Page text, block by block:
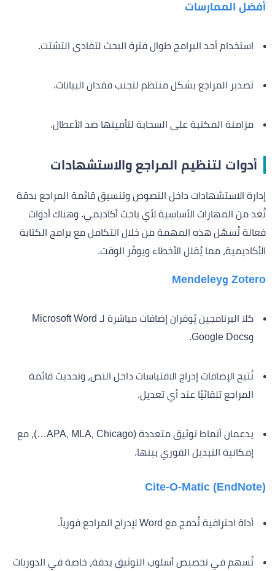
أفضل الممارسات
استخدام أحد البرامج طوال فترة البحث لتفادي التشتت.
تصدير المراجع بشكل منتظم لتجنب فقدان البيانات.
مزامنة المكتبة على السحابة لتأمينها ضد الأعطال.
أدوات لتنظيم المراجع والاستشهادات
إدارة الاستشهادات داخل النصوص وتنسيق قائمة المراجع بدقة
تُعد من المهارات الأساسية لأي باحث أكاديمي. وهناك أدوات
فعالة تُسهّل هذه المهمة من خلال التكامل مع برامج الكتابة
الأكاديمية، مما يُقلل الأخطاء ويوفّر الوقت.
Zotero وMendeley
كلا البرنامجين يُوفران إضافات مباشرة لـ Microsoft Word
وGoogle Docs.
تُتيح الإضافات إدراج الاقتباسات داخل النص، وتحديث قائمة
المراجع تلقائيًا عند أي تعديل.
يدعمان أنماط توثيق متعددة (APA، MLA، Chicago…)، مع
إمكانية التبديل الفوري بينها.
Cite-O-Matic (EndNote)
أداة احترافية تُدمج مع Word لإدراج المراجع فورياً.
تُسهم في تخصيص أسلوب التوثيق بدقة، خاصة في الدوريات